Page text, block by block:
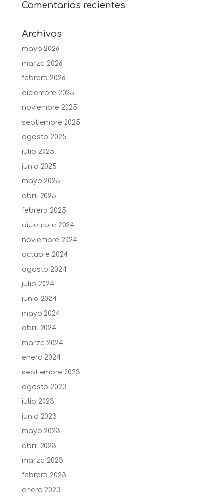
Comentarios recientes
Archivos
mayo 2026
marzo 2026
febrero 2026
diciembre 2025
noviembre 2025
septiembre 2025
agosto 2025
julio 2025
junio 2025
mayo 2025
abril 2025
febrero 2025
diciembre 2024
noviembre 2024
octubre 2024
agosto 2024
julio 2024
junio 2024
mayo 2024
abril 2024
marzo 2024
enero 2024
septiembre 2023
agosto 2023
julio 2023
junio 2023
mayo 2023
abril 2023
marzo 2023
febrero 2023
enero 2023